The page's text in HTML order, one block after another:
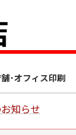
･オフィス印刷
知らせ